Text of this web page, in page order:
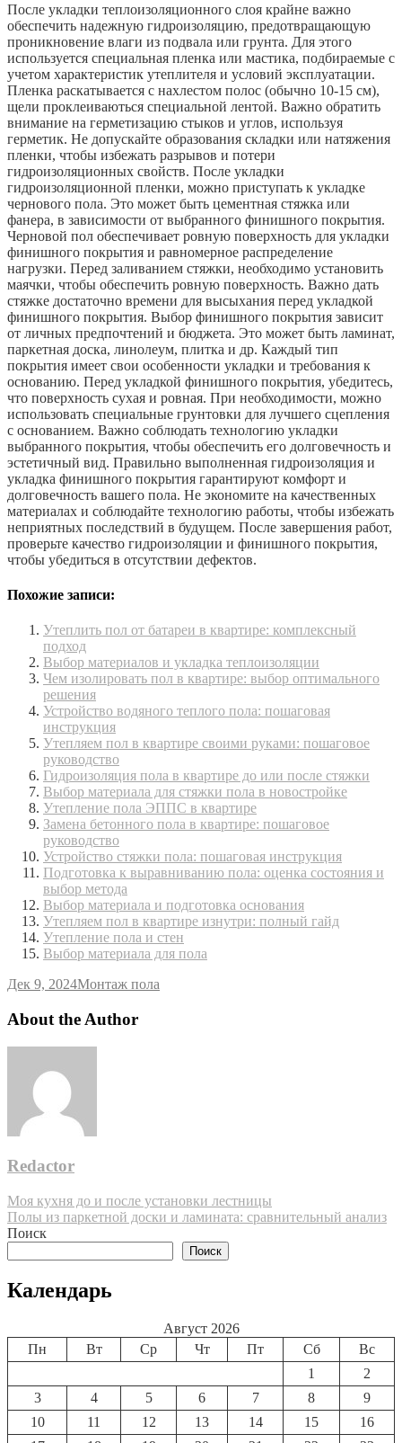
После укладки теплоизоляционного слоя крайне важно
обеспечить надежную гидроизоляцию, предотвращающую
проникновение влаги из подвала или грунта. Для этого
используется специальная пленка или мастика, подбираемые с
учетом характеристик утеплителя и условий эксплуатации.
Пленка раскатывается с нахлестом полос (обычно 10-15 см),
щeли проклеиваються специальной лентой. Важно обратить
внимание на герметизацию стыков и углов, используя
герметик. Не допускайте образования складки или натяжения
пленки, чтобы избежать разрывов и потери
гидроизоляционных свойств. После укладки
гидроизоляционной пленки, можно приступать к укладке
чернового пола. Это может быть цементная стяжка или
фанера, в зависимости от выбранного финишного покрытия.
Черновой пол обеспечивает ровную поверхность для укладки
финишного покрытия и равномерное распределение
нагрузки. Перед заливанием стяжки, необходимо установить
маячки, чтобы обеспечить ровную поверхность. Важно дать
стяжке достаточно времени для высыхания перед укладкой
финишного покрытия. Выбор финишного покрытия зависит
от личных предпочтений и бюджета. Это может быть ламинат,
паркетная доска, линолеум, плитка и др. Каждый тип
покрытия имеет свои особенности укладки и требования к
основанию. Перед укладкой финишного покрытия, убедитесь,
что поверхность сухая и ровная. При необходимости, можно
использовать специальные грунтовки для лучшего сцепления
с основанием. Важно соблюдать технологию укладки
выбранного покрытия, чтобы обеспечить его долговечность и
эстетичный вид. Правильно выполненная гидроизоляция и
укладка финишного покрытия гарантируют комфорт и
долговечность вашего пола. Не экономите на качественных
материалах и соблюдайте технологию работы, чтобы избежать
неприятных последствий в будущем. После завершения работ,
проверьте качество гидроизоляции и финишного покрытия,
чтобы убедиться в отсутствии дефектов.
Похожие записи:
Утеплить пол от батареи в квартире: комплексный
подход
Выбор материалов и укладка теплоизоляции
Чем изолировать пол в квартире: выбор оптимального
решения
Устройство водяного теплого пола: пошаговая
инструкция
Утепляем пол в квартире своими руками: пошаговое
руководство
Гидроизоляция пола в квартире до или после стяжки
Выбор материала для стяжки пола в новостройке
Утепление пола ЭППС в квартире
Замена бетонного пола в квартире: пошаговое
руководство
Устройство стяжки пола: пошаговая инструкция
Подготовка к выравниванию пола: оценка состояния и
выбор метода
Выбор материала и подготовка основания
Утепляем пол в квартире изнутри: полный гайд
Утепление пола и стен
Выбор материала для пола
Дек 9, 2024Монтаж пола
About the Author
Redactor
Навигация
по
Моя кухня до и после установки лестницы
Полы из паркетной доски и ламината: сравнительный анализ
Поиск
Поиск
Календарь
Август 2026
Пн
Вт Ср Чт Пт Сб
Вс
1
2
3
4 5 6 7 8
9
10
11 12 13 14 15
16